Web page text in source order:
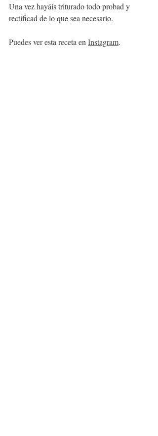
Una vez hayáis triturado todo probad y
rectificad de lo que sea necesario.
Puedes ver esta receta en Instagram.